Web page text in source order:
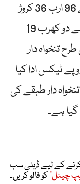
کروڑ روپے، برآمدی شعبے کی طرف سے 96 ارب 36 کروڑ
روپے، ریئل اسٹیٹ سیکٹر کی جانب سے دو کھرب 19
تنخواہ دار
4 کھرب 99 ارب روپے ٹیکس ادا کیا
دار طبقے کی
ہے۔
کے لیے ڈیلی سب
چینل"کو فالو کریں۔